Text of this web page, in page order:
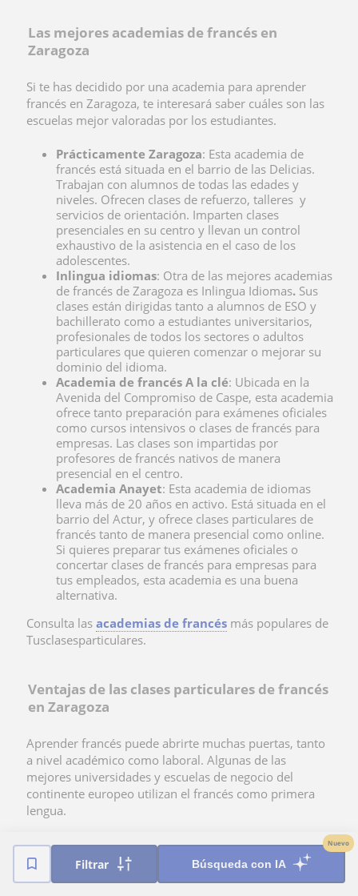
Filtrar Búsqueda con IA
Nuevo
Las mejores academias de francés en
Zaragoza
Si te has decidido por una academia para aprender
francés en Zaragoza, te interesará saber cuáles son las
escuelas mejor valoradas por los estudiantes.
Prácticamente Zaragoza: Esta academia de
francés está situada en el barrio de las Delicias.
Trabajan con alumnos de todas las edades y
niveles. Ofrecen clases de refuerzo, talleres y
servicios de orientación. Imparten clases
presenciales en su centro y llevan un control
exhaustivo de la asistencia en el caso de los
adolescentes.
Inlingua idiomas: Otra de las mejores academias
de francés de Zaragoza es Inlingua Idiomas. Sus
clases están dirigidas tanto a alumnos de ESO y
bachillerato como a estudiantes universitarios,
profesionales de todos los sectores o adultos
particulares que quieren comenzar o mejorar su
dominio del idioma.
Academia de francés A la clé: Ubicada en la
Avenida del Compromiso de Caspe, esta academia
ofrece tanto preparación para exámenes oficiales
como cursos intensivos o clases de francés para
empresas. Las clases son impartidas por
profesores de francés nativos de manera
presencial en el centro.
Academia Anayet: Esta academia de idiomas
lleva más de 20 años en activo. Está situada en el
barrio del Actur, y ofrece clases particulares de
francés tanto de manera presencial como online.
Si quieres preparar tus exámenes oficiales o
concertar clases de francés para empresas para
tus empleados, esta academia es una buena
alternativa.
Consulta las academias de francés más populares de
Tusclasesparticulares.
Ventajas de las clases particulares de francés
en Zaragoza
Aprender francés puede abrirte muchas puertas, tanto
a nivel académico como laboral. Algunas de las
mejores universidades y escuelas de negocio del
continente europeo utilizan el francés como primera
lengua.
A la hora de buscar un empleo, la era digital te permite
acceder a un puesto de trabajo en remoto para
cualquier compañía que se comunique en francés con